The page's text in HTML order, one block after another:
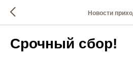
Новости
Срочный сбор!